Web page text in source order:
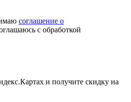
соглашение о
с обработкой
и получите скидку на